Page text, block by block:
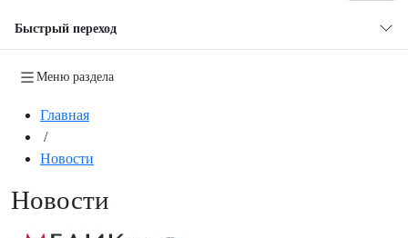
Быстрый переход
Меню раздела
Главная
/
Новости
Новости